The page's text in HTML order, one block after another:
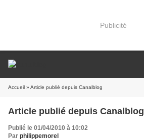
Publicité
Accueil » Article publié depuis Canalblog
Article publié depuis Canalblog
Publié le 01/04/2010 à 10:02
Par philippemorel